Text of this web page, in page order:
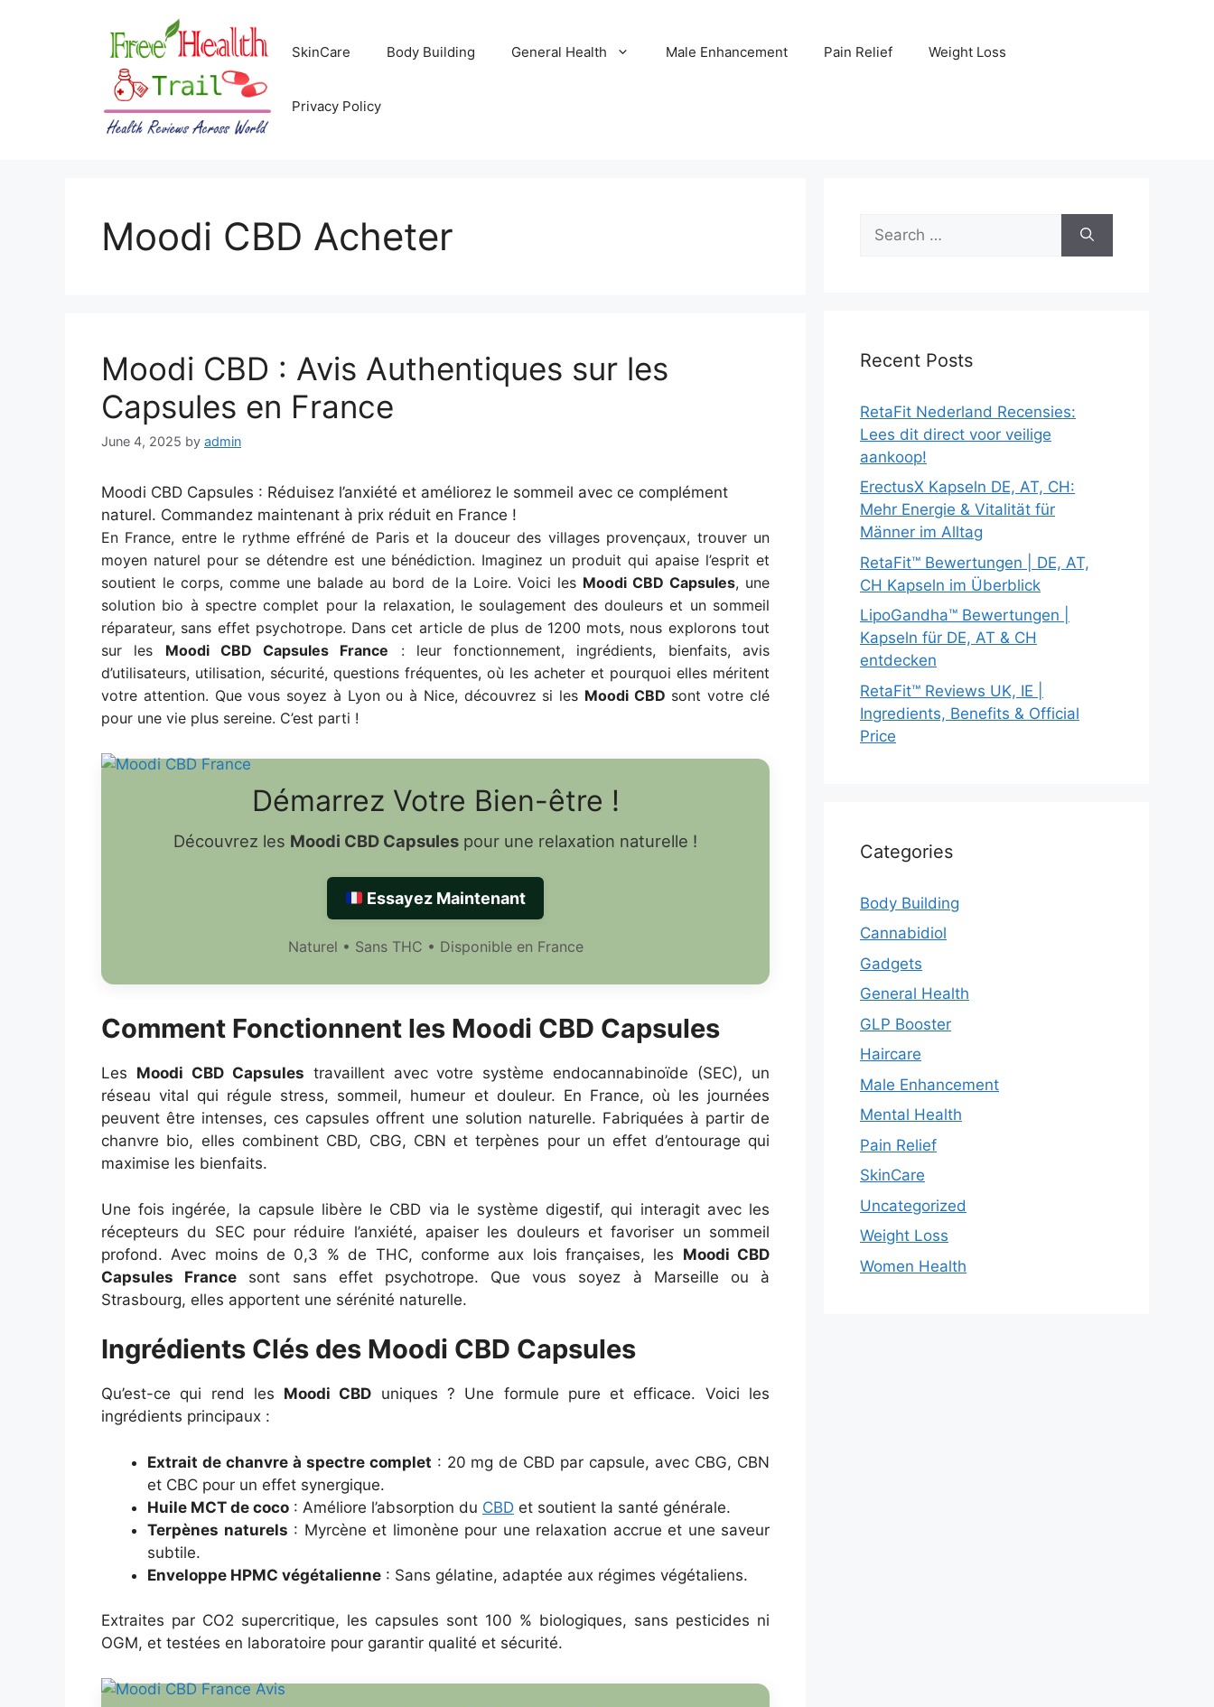
SkinCare Body Building General Health Male Enhancement Pain Relief Weight Loss
Privacy Policy
Moodi CBD Acheter
Moodi CBD : Avis Authentiques sur les
Capsules en France
June 4, 2025 by admin
Moodi CBD Capsules : Réduisez l’anxiété et améliorez le sommeil avec ce complément
naturel. Commandez maintenant à prix réduit en France !
En France, entre le rythme effréné de Paris et la douceur des villages provençaux, trouver un
moyen naturel pour se détendre est une bénédiction. Imaginez un produit qui apaise l’esprit et
soutient le corps, comme une balade au bord de la Loire. Voici les Moodi CBD Capsules, une
solution bio à spectre complet pour la relaxation, le soulagement des douleurs et un sommeil
réparateur, sans effet psychotrope. Dans cet article de plus de 1200 mots, nous explorons tout
sur les Moodi CBD Capsules France : leur fonctionnement, ingrédients, bienfaits, avis
d’utilisateurs, utilisation, sécurité, questions fréquentes, où les acheter et pourquoi elles méritent
votre attention. Que vous soyez à Lyon ou à Nice, découvrez si les Moodi CBD sont votre clé
pour une vie plus sereine. C’est parti !
Démarrez Votre Bien-être !
Découvrez les Moodi CBD Capsules pour une relaxation naturelle !
Essayez Maintenant
Naturel • Sans THC • Disponible en France
Comment Fonctionnent les Moodi CBD Capsules
Les Moodi CBD Capsules travaillent avec votre système endocannabinoïde (SEC), un
réseau vital qui régule stress, sommeil, humeur et douleur. En France, où les journées
peuvent être intenses, ces capsules offrent une solution naturelle. Fabriquées à partir de
chanvre bio, elles combinent CBD, CBG, CBN et terpènes pour un effet d’entourage qui
maximise les bienfaits.
Une fois ingérée, la capsule libère le CBD via le système digestif, qui interagit avec les
récepteurs du SEC pour réduire l’anxiété, apaiser les douleurs et favoriser un sommeil
profond. Avec moins de 0,3 % de THC, conforme aux lois françaises, les Moodi CBD
Capsules France sont sans effet psychotrope. Que vous soyez à Marseille ou à
Strasbourg, elles apportent une sérénité naturelle.
Ingrédients Clés des Moodi CBD Capsules
Qu’est-ce qui rend les Moodi CBD uniques ? Une formule pure et efficace. Voici les
ingrédients principaux :
Extrait de chanvre à spectre complet : 20 mg de CBD par capsule, avec CBG, CBN
et CBC pour un effet synergique.
Huile MCT de coco : Améliore l’absorption du CBD et soutient la santé générale.
Terpènes naturels : Myrcène et limonène pour une relaxation accrue et une saveur
subtile.
Enveloppe HPMC végétalienne : Sans gélatine, adaptée aux régimes végétaliens.
Extraites par CO2 supercritique, les capsules sont 100 % biologiques, sans pesticides ni
OGM, et testées en laboratoire pour garantir qualité et sécurité.
for:
Recent Posts
RetaFit Nederland Recensies:
Lees dit direct voor veilige
aankoop!
ErectusX Kapseln DE, AT, CH:
Mehr Energie & Vitalität für
Männer im Alltag
RetaFit™ Bewertungen | DE, AT,
CH Kapseln im Überblick
LipoGandha™ Bewertungen |
Kapseln für DE, AT & CH
entdecken
RetaFit™ Reviews UK, IE |
Ingredients, Benefits & Official
Price
Categories
Body Building
Cannabidiol
Gadgets
General Health
GLP Booster
Haircare
Male Enhancement
Mental Health
Pain Relief
SkinCare
Uncategorized
Weight Loss
Women Health